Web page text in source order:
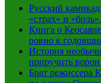
Русский
«страх» и
Книга о
ровно к
История
приручить
Брат режиссера